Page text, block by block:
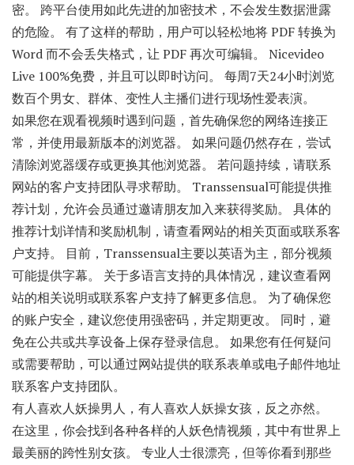
密。 跨平台使用如此先进的加密技术，不会发生数据泄露
的危险。 有了这样的帮助，用户可以轻松地将 PDF 转换为
Word 而不会丢失格式，让 PDF 再次可编辑。 Nicevideo
Live 100%免费，并且可以即时访问。 每周7天24小时浏览
数百个男女、群体、变性人主播们进行现场性爱表演。
如果您在观看视频时遇到问题，首先确保您的网络连接正
常，并使用最新版本的浏览器。 如果问题仍然存在，尝试
清除浏览器缓存或更换其他浏览器。 若问题持续，请联系
网站的客户支持团队寻求帮助。 Transsensual可能提供推
荐计划，允许会员通过邀请朋友加入来获得奖励。 具体的
推荐计划详情和奖励机制，请查看网站的相关页面或联系客
户支持。 目前，Transsensual主要以英语为主，部分视频
可能提供字幕。 关于多语言支持的具体情况，建议查看网
站的相关说明或联系客户支持了解更多信息。 为了确保您
的账户安全，建议您使用强密码，并定期更改。 同时，避
免在公共或共享设备上保存登录信息。 如果您有任何疑问
或需要帮助，可以通过网站提供的联系表单或电子邮件地址
联系客户支持团队。
有人喜欢人妖操男人，有人喜欢人妖操女孩，反之亦然。
在这里，你会找到各种各样的人妖色情视频，其中有世界上
最美丽的跨性别女孩。 专业人士很漂亮，但等你看到那些